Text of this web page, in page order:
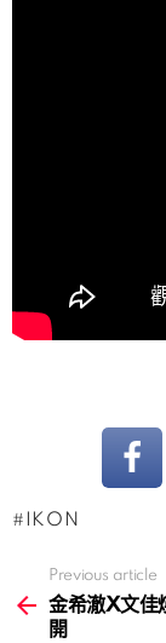
IKON
more
Previous article
金希澈X文佳
開